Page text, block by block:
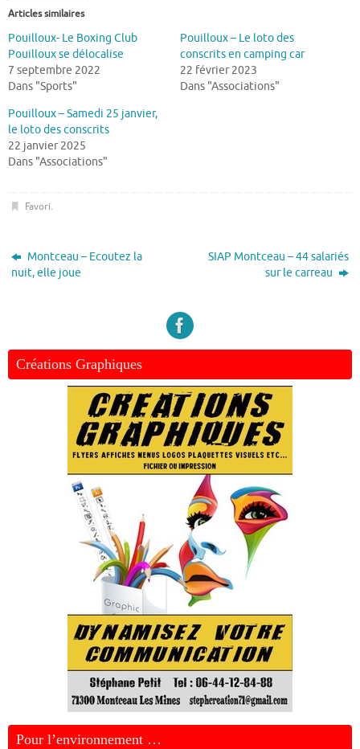
Articles similaires
Pouilloux- Le Boxing Club
Pouilloux se délocalise
7 septembre 2022
Dans "Sports"
Pouilloux – Le loto des
conscrits en camping car
22 février 2023
Dans "Associations"
Pouilloux – Samedi 25 janvier,
le loto des conscrits
22 janvier 2025
Dans "Associations"
Favori.
Montceau – Ecoutez la
nuit, elle joue
SIAP Montceau – 44 salariés
sur le carreau
Créations Graphiques
Pour l’environnement …